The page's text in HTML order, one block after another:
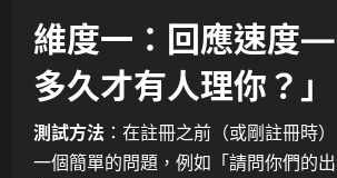
維度一：回應速度
多久才有人理你？」
測試方法 ：在註冊之前（或剛註冊時
一個簡單的問題，例如「請問你們的